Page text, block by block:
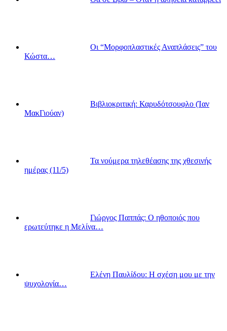
Οι “Μορφοπλαστικές Αναπλάσεις” του
Κώστα…
Βιβλιοκριτική: Καρυδότσουφλο (Ίαν
ΜακΓιούαν)
Τα νούμερα τηλεθέασης της χθεσινής
ημέρας (11/5)
Γιώργος Παππάς: Ο ηθοποιός που
ερωτεύτηκε η Μελίνα…
Ελένη Παυλίδου: Η σχέση μου με την
ψυχολογία…